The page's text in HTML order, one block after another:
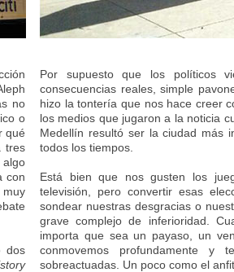
no
o
qué
tres
con
muy
dos
Por supuesto que los políticos
consecuencias reales, simple
hizo la tontería que nos hace creer
los medios que jugaron a la noticia
Medellín resultó ser la ciudad más
todos los tiempos.
Está bien que nos gusten los
televisión, pero convertir esas
sondear nuestras desgracias o
grave complejo de inferioridad.
importa que sea un payaso, un
conmovemos profundamente y
sobreactuadas. Un poco como el